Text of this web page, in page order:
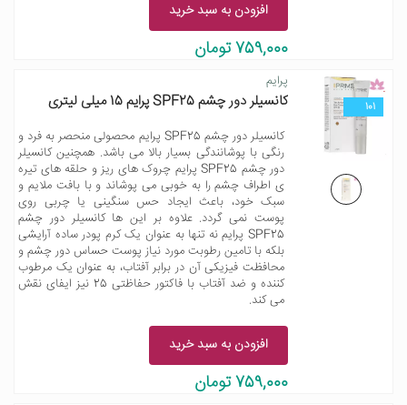
افزودن به سبد خرید
759,000 تومان
101
پرایم
کانسیلر دور چشم SPF25 پرایم 15 میلی لیتری
کانسیلر دور چشم SPF25 پرایم محصولی منحصر به فرد و
رنگی با پوشانندگی بسیار بالا می باشد. همچنین کانسیلر
دور چشم SPF25 پرایم چروک های ریز و حلقه های تیره
ی اطراف چشم را به خوبی می پوشاند و با بافت ملایم و
سبک خود، باعث ایجاد حس سنگینی یا چربی روی
پوست نمی گردد. علاوه بر این ها کانسیلر دور چشم
SPF25 پرایم نه تنها به عنوان یک کرم پودر ساده آرایشی
بلکه با تامین رطوبت مورد نیاز پوست حساس دور چشم و
محافظت فیزیکی آن در برابر آفتاب، به عنوان یک مرطوب
کننده و ضد آفتاب با فاکتور حفاظتی 25 نیز ایفای نقش
می کند.
افزودن به سبد خرید
759,000 تومان